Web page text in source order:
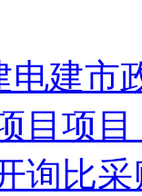
电建市
目项
询比